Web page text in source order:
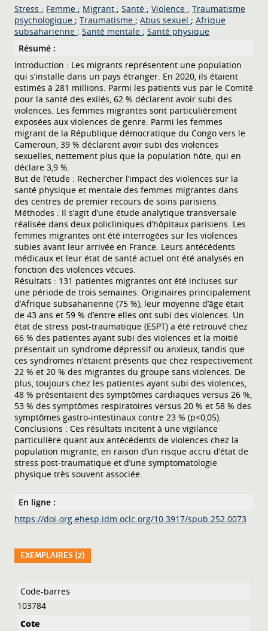
Stress ; Femme ; Migrant ; Santé ; Violence ; Traumatisme
psychologique ; Traumatisme ; Abus sexuel ; Afrique
subsaharienne ; Santé mentale ; Santé physique
Résumé :
Introduction : Les migrants représentent une population
qui s’installe dans un pays étranger. En 2020, ils étaient
estimés à 281 millions. Parmi les patients vus par le Comité
pour la santé des exilés, 62 % déclarent avoir subi des
violences. Les femmes migrantes sont particulièrement
exposées aux violences de genre. Parmi les femmes
migrant de la République démocratique du Congo vers le
Cameroun, 39 % déclarent avoir subi des violences
sexuelles, nettement plus que la population hôte, qui en
déclare 3,9 %.
But de l’étude : Rechercher l’impact des violences sur la
santé physique et mentale des femmes migrantes dans
des centres de premier recours de soins parisiens.
Méthodes : Il s’agit d’une étude analytique transversale
réalisée dans deux policliniques d’hôpitaux parisiens. Les
femmes migrantes ont été interrogées sur les violences
subies avant leur arrivée en France. Leurs antécédents
médicaux et leur état de santé actuel ont été analysés en
fonction des violences vécues.
Résultats : 131 patientes migrantes ont été incluses sur
une période de trois semaines. Originaires principalement
d’Afrique subsaharienne (75 %), leur moyenne d’âge était
de 43 ans et 59 % d’entre elles ont subi des violences. Un
état de stress post-traumatique (ESPT) a été retrouvé chez
66 % des patientes ayant subi des violences et la moitié
présentait un syndrome dépressif ou anxieux, tandis que
ces syndromes n’étaient présents que chez respectivement
22 % et 20 % des migrantes du groupe sans violences. De
plus, toujours chez les patientes ayant subi des violences,
48 % présentaient des symptômes cardiaques versus 26 %,
53 % des symptômes respiratoires versus 20 % et 58 % des
symptômes gastro-intestinaux contre 23 % (p<0,05).
Conclusions : Ces résultats incitent à une vigilance
particulière quant aux antécédents de violences chez la
population migrante, en raison d’un risque accru d’état de
stress post-traumatique et d’une symptomatologie
physique très souvent associée.
En ligne :
https://doi-org.ehesp.idm.oclc.org/10.3917/spub.252.0073
EXEMPLAIRES (2)
Liste des exemplaires
103784